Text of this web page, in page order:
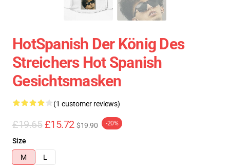
HotSpanish Der König Des
Streichers Hot Spanish
Gesichtsmasken
(1 customer reviews)
£19.65 £15.72 $19.90 -20%
Size
M
L